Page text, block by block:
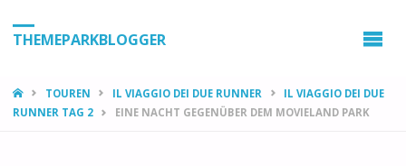
THEMEPARKBLOGGER
HOMETOUREN IL VIAGGIO DEI DUE RUNNER
IL VIAGGIO DEI DUE
RUNNER TAG 2
EINE NACHT GEGENÜBER DEM MOVIELAND PARK